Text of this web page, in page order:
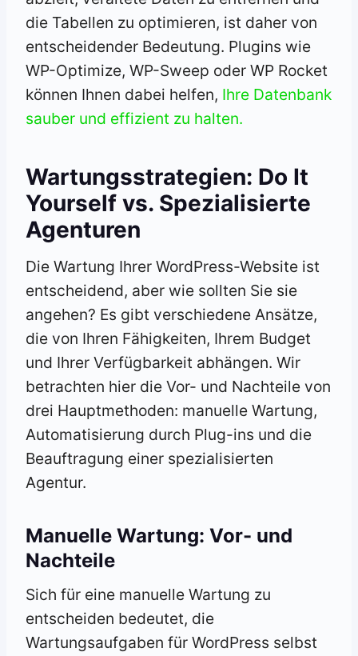
die Tabellen zu optimieren, ist daher von
entscheidender Bedeutung. Plugins wie
WP-Optimize, WP-Sweep oder WP Rocket
können Ihnen dabei helfen, Ihre Datenbank
sauber und effizient zu halten.
Wartungsstrategien: Do It
Yourself vs. Spezialisierte
Agenturen
Die Wartung Ihrer WordPress-Website ist
entscheidend, aber wie sollten Sie sie
angehen? Es gibt verschiedene Ansätze,
die von Ihren Fähigkeiten, Ihrem Budget
und Ihrer Verfügbarkeit abhängen. Wir
betrachten hier die Vor- und Nachteile von
drei Hauptmethoden: manuelle Wartung,
Automatisierung durch Plug-ins und die
Beauftragung einer spezialisierten
Agentur.
Manuelle Wartung: Vor- und
Nachteile
Sich für eine manuelle Wartung zu
entscheiden bedeutet, die
Wartungsaufgaben für WordPress selbst